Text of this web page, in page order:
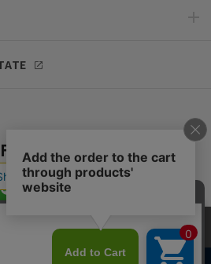
SNS
とコンテンツ改善のためにCookieを使用